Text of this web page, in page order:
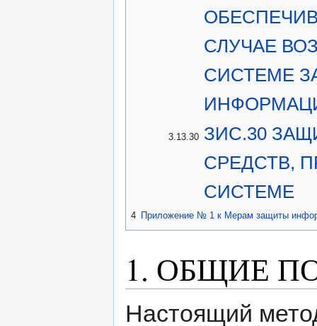
СЛУЧАЕ
СИСТЕМЕ
3.13.30 ЗИС.30
СРЕДСТВ,
СИСТЕМЕ
4 Приложение № 1 к Мерам защиты
1. ОБЩИЕ
Настоящий